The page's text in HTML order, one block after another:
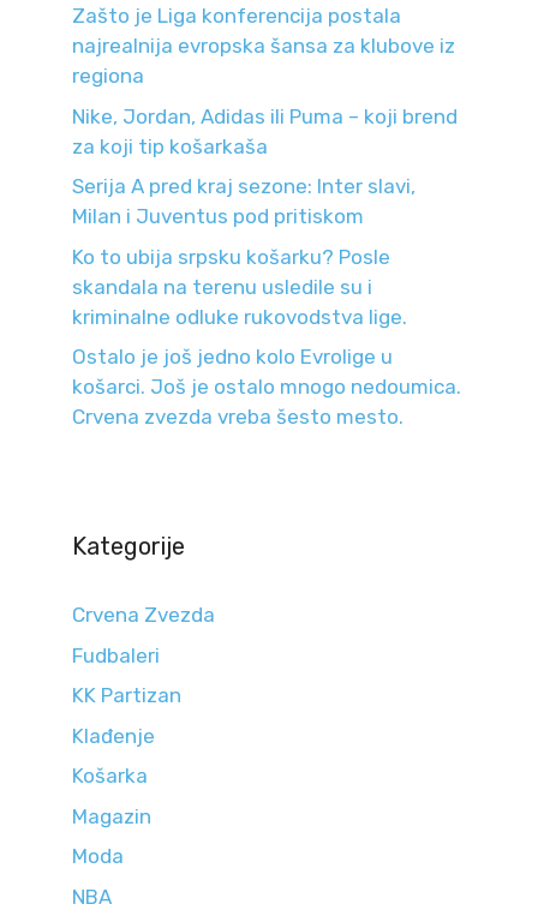
Zašto je Liga konferencija postala
najrealnija evropska šansa za klubove iz
regiona
Nike, Jordan, Adidas ili Puma – koji brend
za koji tip košarkaša
Serija A pred kraj sezone: Inter slavi,
Milan i Juventus pod pritiskom
Ko to ubija srpsku košarku? Posle
skandala na terenu usledile su i
kriminalne odluke rukovodstva lige.
Ostalo je još jedno kolo Evrolige u
košarci. Još je ostalo mnogo nedoumica.
Crvena zvezda vreba šesto mesto.
Kategorije
Crvena Zvezda
Fudbaleri
KK Partizan
Klađenje
Košarka
Magazin
Moda
NBA